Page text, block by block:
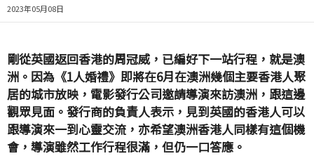
2023年05月08日
剛從英國返回香港的周冠威，已編好下一站行程，就是澳
洲。因為《1人婚禮》即將在6月在澳洲幾個主要香港人聚
居的城市放映，電影發行公司邀請導演來訪澳洲，跟這邊
觀眾見面。發行商的負責人表示，見到英國的香港人可以
跟導演來一到心靈交流，亦希望澳洲香港人同樣有這個機
會，導演雖然工作行程很滿，但仍一口答應。